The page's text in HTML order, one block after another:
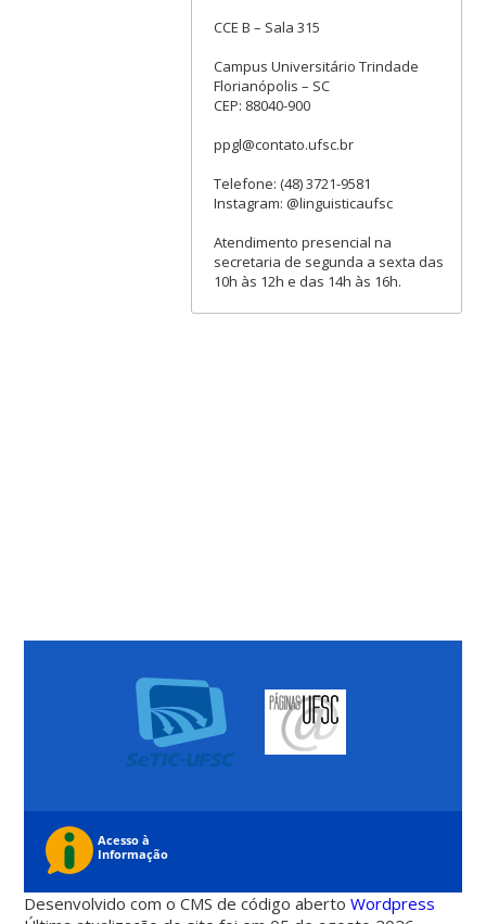
CCE B – Sala 315
Campus Universitário Trindade
Florianópolis – SC
CEP: 88040-900
ppgl@contato.ufsc.br
Telefone: (48) 3721-9581
Instagram: @linguisticaufsc
Atendimento presencial na
secretaria de segunda a sexta das
10h às 12h e das 14h às 16h.
Desenvolvido com o CMS de código abertoWordpress